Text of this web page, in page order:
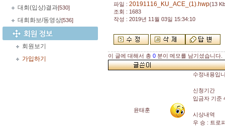
대회(입상)결과[530]
대회화보/동영상[536]
회원보기
가입하기
파일 : 20191116_KU_ACE_(1).hwp(13
조회 : 1683
작성 : 2019년 11월 03일 15:34:10
이 글에 대해서 총 0 분이 메모를 남기셨습니다.
윤태훈
수정내용입
신청기간
입금자 기준
시상내역
우 승 : 트로